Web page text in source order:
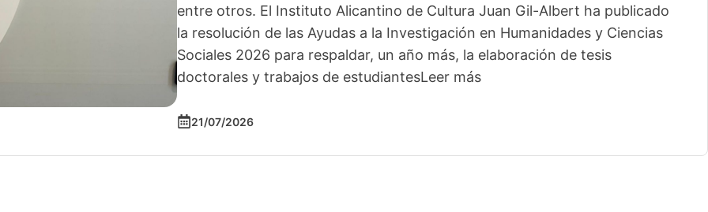
entre otros. El Instituto Alicantino de Cultura Juan Gil-Albert ha publicado
la resolución de las Ayudas a la Investigación en Humanidades y Ciencias
Sociales 2026 para respaldar, un año más, la elaboración de tesis
doctorales y trabajos de estudiantesLeer más
21/07/2026